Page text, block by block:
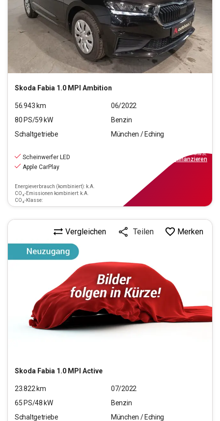
Skoda Fabia 1.0 MPI Ambition
56.943 km
06/2022
80 PS/59 kW
Benzin
Schaltgetriebe
München / Eching
Scheinwerfer LED
Apple CarPlay
Energieverbrauch (kombiniert): k.A.
CO₂-Emissionen kombiniert: k.A.
CO₂-Klasse:
inkl.MwSt.
finanzieren
Skoda Fabia 1.0 MPI Active
Vergleichen Teilen Merken
23.822 km
07/2022
65 PS/48 kW
Benzin
Schaltgetriebe
München / Eching